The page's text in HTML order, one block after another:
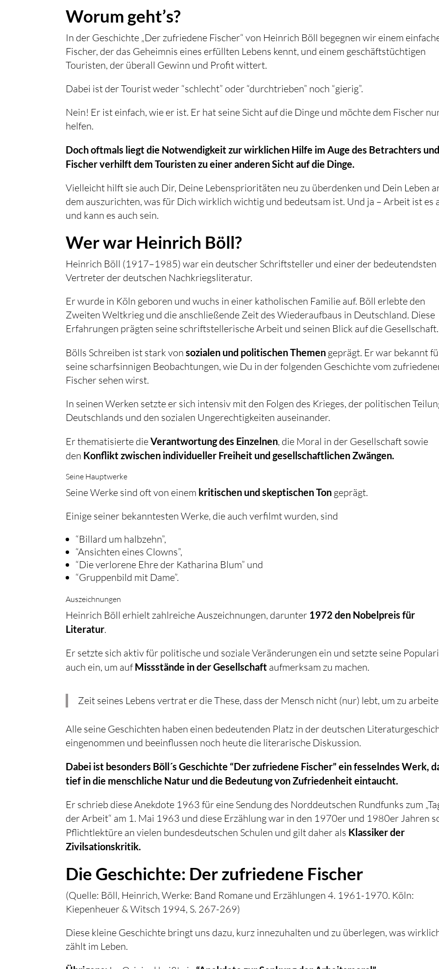
Worum geht’s?
In der Geschichte „Der zufriedene Fischer“ von Heinrich Böll begegnen wir einem
Fischer, der das Geheimnis eines erfüllten Lebens kennt, und einem geschäftstüchtigen
Touristen, der überall Gewinn und Profit wittert.
Dabei ist der Tourist weder “schlecht” oder “durchtrieben” noch “gierig”.
Nein! Er ist einfach, wie er ist. Er hat seine Sicht auf die Dinge und möchte dem Fischer
helfen.
Doch oftmals liegt die Notwendigkeit zur wirklichen Hilfe im Auge des Betrachters
Fischer verhilft dem Touristen zu einer anderen Sicht auf die Dinge.
Vielleicht hilft sie auch Dir, Deine Lebensprioritäten neu zu überdenken und Dein Leben
dem auszurichten, was für Dich wirklich wichtig und bedeutsam ist. Und ja – Arbeit ist es
und kann es auch sein.
Wer war Heinrich Böll?
Heinrich Böll (1917–1985) war ein deutscher Schriftsteller und einer der bedeutendsten
Vertreter der deutschen Nachkriegsliteratur.
Er wurde in Köln geboren und wuchs in einer katholischen Familie auf. Böll erlebte den
Zweiten Weltkrieg und die anschließende Zeit des Wiederaufbaus in Deutschland. Diese
Erfahrungen prägten seine schriftstellerische Arbeit und seinen Blick auf die Gesellschaft.
Bölls Schreiben ist stark vonsozialen und politischen Themen geprägt. Er war bekannt
seine scharfsinnigen Beobachtungen, wie Du in der folgenden Geschichte vom
Fischer sehen wirst.
In seinen Werken setzte er sich intensiv mit den Folgen des Krieges, der politischen
Deutschlands und den sozialen Ungerechtigkeiten auseinander.
Er thematisierte dieVerantwortung des Einzelnen, die Moral in der Gesellschaft sowie
den Konflikt zwischen individueller Freiheit und gesellschaftlichen Zwängen.
Seine Hauptwerke
Seine Werke sind oft von einem kritischen und skeptischen Ton geprägt.
Einige seiner bekanntesten Werke, die auch verfilmt wurden, sind
“Billard um halbzehn”,
“Ansichten eines Clowns”,
“Die verlorene Ehre der Katharina Blum” und
“Gruppenbild mit Dame”.
Auszeichnungen
Heinrich Böll erhielt zahlreiche Auszeichnungen, darunter 1972 den Nobelpreis für
Literatur.
Er setzte sich aktiv für politische und soziale Veränderungen ein und setzte seine
auch ein, um aufMissstände in der Gesellschaft aufmerksam zu machen.
Zeit seines Lebens vertrat er die These, dass der Mensch nicht (nur) lebt, um zu
Alle seine Geschichten haben einen bedeutenden Platz in der deutschen
eingenommen und beeinflussen noch heute die literarische Diskussion.
Dabei ist besonders Böll´s Geschichte “Der zufriedene Fischer” ein fesselndes Werk,
tief in die menschliche Natur und die Bedeutung von Zufriedenheit eintaucht.
Er schrieb diese Anekdote 1963 für eine Sendung des Norddeutschen Rundfunks zum
der Arbeit“ am 1. Mai 1963 und diese Erzählung war in den 1970er und 1980er Jahren
Pflichtlektüre an vielen bundesdeutschen Schulen und gilt daher als Klassiker der
Zivilsationskritik.
Die Geschichte: Der zufriedene Fischer
(Quelle: Böll, Heinrich, Werke: Band Romane und Erzählungen 4. 1961-1970. Köln:
Kiepenheuer & Witsch 1994, S. 267-269)
Diese kleine Geschichte bringt uns dazu, kurz innezuhalten und zu überlegen, was
zählt im Leben.